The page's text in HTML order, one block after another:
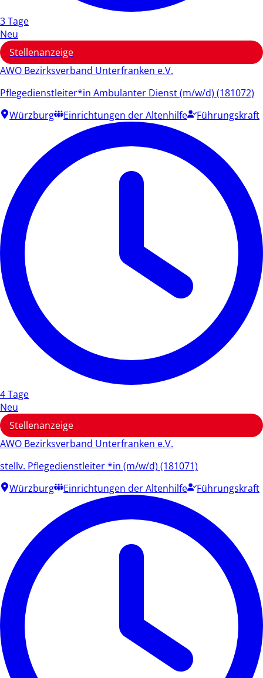
3 Tage
Neu
Stellenanzeige
AWO Bezirksverband Unterfranken e.V.
Pflegedienstleiter*in Ambulanter Dienst (m/w/d) (181072)
Würzburg
Einrichtungen der Altenhilfe Führungskraft
4 Tage
Neu
Stellenanzeige
AWO Bezirksverband Unterfranken e.V.
stellv. Pflegedienstleiter *in (m/w/d) (181071)
Würzburg
Einrichtungen der Altenhilfe Führungskraft